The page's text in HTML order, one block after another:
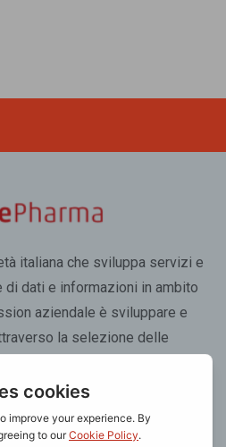
italiana che sviluppa servizi e
dati e informazioni in ambito
aziendale è sviluppare e
la selezione delle
e professionali.
certificata UNI EN ISO